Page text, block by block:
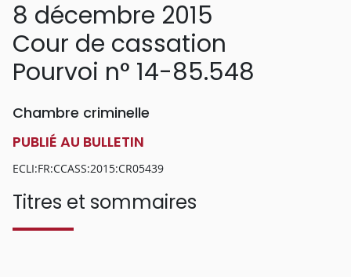
8 décembre 2015
Cour de cassation
Pourvoi n° 14-85.548
Chambre criminelle
PUBLIÉ AU BULLETIN
ECLI:FR:CCASS:2015:CR05439
Titres et sommaires